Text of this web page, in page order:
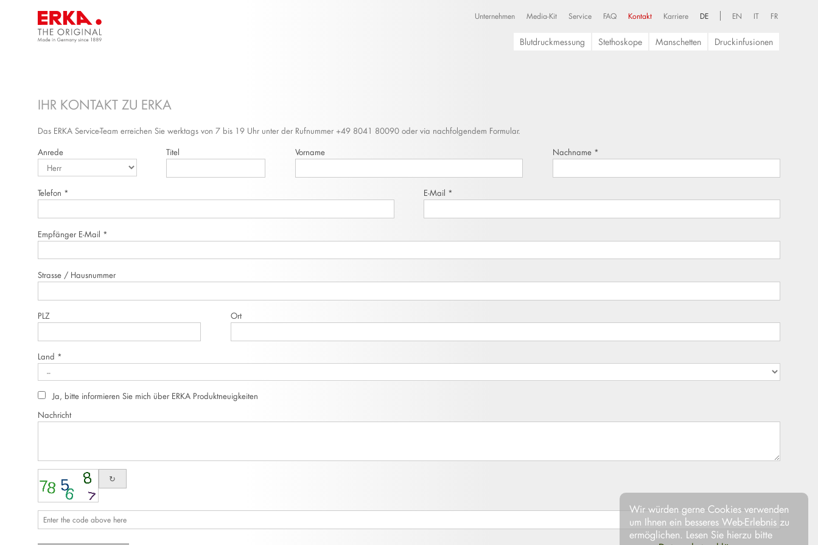
Unternehmen Media-Kit Service FAQ Kontakt Karriere DE EN IT FR
Blutdruckmessung Stethoskope Manschetten Druckinfusionen
IHR KONTAKT ZU ERKA
Das ERKA Service-Team erreichen Sie werktags von 7 bis 19 Uhr unter der Rufnummer +49 8041 80090 oder via nachfolgendem Formular.
Anrede Titel Vorname Nachname *
Telefon * E-Mail *
Empfänger E-Mail *
Strasse / Hausnummer
PLZ Ort
Land *
Ja, bitte informieren Sie mich über ERKA Produktneuigkeiten
Nachricht
↻
Wir würden gerne Cookies verwenden
um Ihnen ein besseres Web-Erlebnis zu
ermöglichen. Lesen Sie hierzu bitte